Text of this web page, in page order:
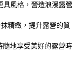
具風格，營造浪漫露營
精緻，提升露營的質
地享受美好的露營時